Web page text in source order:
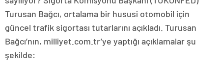
Turusan Bağcı, ortalama bir hususi otomobil için
güncel trafik sigortası tutarlarını açıkladı. Turusan
Bağcı’nın, milliyet.com.tr’ye yaptığı açıklamalar şu
şekilde: